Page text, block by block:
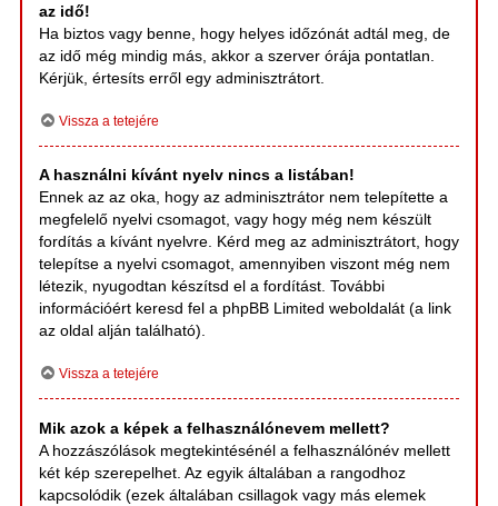
az idő!
Ha biztos vagy benne, hogy helyes időzónát adtál meg, de
az idő még mindig más, akkor a szerver órája pontatlan.
Kérjük, értesíts erről egy adminisztrátort.
Vissza a tetejére
A használni kívánt nyelv nincs a listában!
Ennek az az oka, hogy az adminisztrátor nem telepítette a
megfelelő nyelvi csomagot, vagy hogy még nem készült
fordítás a kívánt nyelvre. Kérd meg az adminisztrátort, hogy
telepítse a nyelvi csomagot, amennyiben viszont még nem
létezik, nyugodtan készítsd el a fordítást. További
információért keresd fel a phpBB Limited weboldalát (a link
az oldal alján található).
Vissza a tetejére
Mik azok a képek a felhasználónevem mellett?
A hozzászólások megtekintésénél a felhasználónév mellett
két kép szerepelhet. Az egyik általában a rangodhoz
kapcsolódik (ezek általában csillagok vagy más elemek